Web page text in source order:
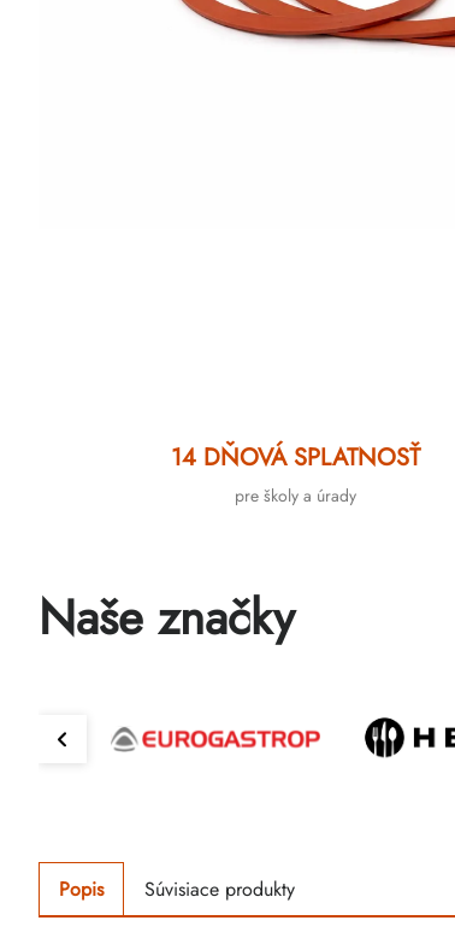
14 DŇOVÁ SPLATNOSŤ
pre školy a úrady
Naše značky
Popis Súvisiace produkty